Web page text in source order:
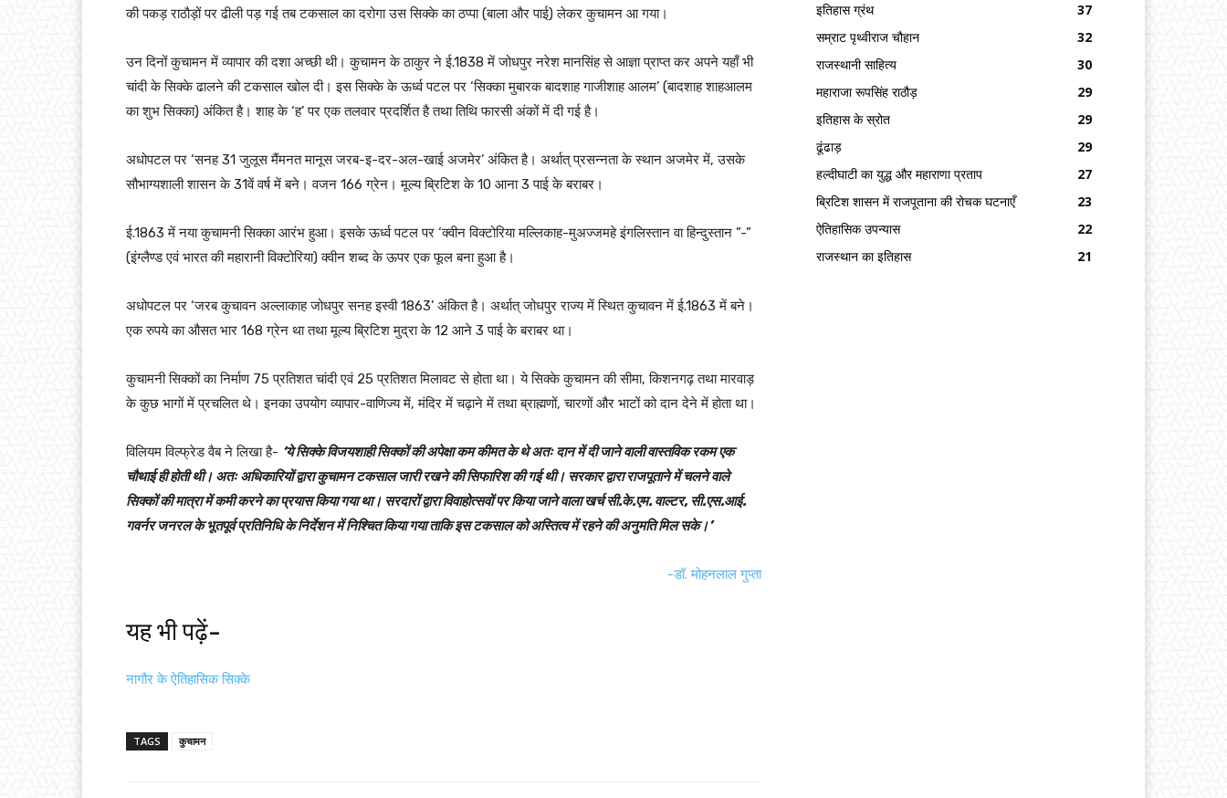
की पकड़ राठौड़ों पर ढीली पड़ गई तब टकसाल का दरोगा उस सिक्के का ठप्पा (बाला और पाई) लेकर कुचामन आ गया।
उन दिनों कुचामन में व्यापार की दशा अच्छी थी। कुचामन के ठाकुर ने ई.1838 में जोधपुर नरेश मानसिंह से आज्ञा प्राप्त कर अपने यहाँ भी
चांदी के सिक्के ढालने की टकसाल खोल दी। इस सिक्के के ऊर्ध्व पटल पर ‘सिक्का मुबारक बादशाह गाजीशाह आलम’ (बादशाह शाहआलम
का शुभ सिक्का) अंकित है। शाह के ‘ह’ पर एक तलवार प्रदर्शित है तथा तिथि फारसी अंकों में दी गई है।
अधोपटल पर ‘सनह 31 जुलूस मैंमनत मानूस जरब-इ-दर-अल-खाई अजमेर’ अंकित है। अर्थात् प्रसन्नता के स्थान अजमेर में, उसके
सौभाग्यशाली शासन के 31वें वर्ष में बने। वजन 166 ग्रेन। मूल्य ब्रिटिश के 10 आना 3 पाई के बराबर।
ई.1863 में नया कुचामनी सिक्का आरंभ हुआ। इसके ऊर्ध्व पटल पर ‘क्वीन विक्टोरिया मल्लिकाह-मुअज्जमहे इंगलिस्तान वा हिन्दुस्तान ”-”
(इंग्लैण्ड एवं भारत की महारानी विक्टोरिया) क्वीन शब्द के ऊपर एक फूल बना हुआ है।
अधोपटल पर ‘जरब कुचावन अल्लाकाह जोधपुर सनह इस्वी 1863’ अंकित है। अर्थात् जोधपुर राज्य में स्थित कुचावन में ई.1863 में बने।
एक रुपये का औसत भार 168 ग्रेन था तथा मूल्य ब्रिटिश मुद्रा के 12 आने 3 पाई के बराबर था।
कुचामनी सिक्कों का निर्माण 75 प्रतिशत चांदी एवं 25 प्रतिशत मिलावट से होता था। ये सिक्के कुचामन की सीमा, किशनगढ़ तथा मारवाड़
के कुछ भागों में प्रचलित थे। इनका उपयोग व्यापार-वाणिज्य में, मंदिर में चढ़ाने में तथा ब्राह्मणों, चारणों और भाटों को दान देने में होता था।
विलियम विल्फ्रेड वैब ने लिखा है- ‘ये सिक्के विजयशाही सिक्कों की अपेक्षा कम कीमत के थे अतः दान में दी जाने वाली वास्तविक रकम एक
चौथाई ही होती थी। अतः अधिकारियों द्वारा कुचामन टकसाल जारी रखने की सिफारिश की गई थी। सरकार द्वारा राजपूताने में चलने वाले
सिक्कों की मात्रा में कमी करने का प्रयास किया गया था। सरदारों द्वारा विवाहोत्सवों पर किया जाने वाला खर्च सी.के.एम. वाल्टर, सी.एस.आई.
गवर्नर जनरल के भूतपूर्व प्रतिनिधि के निर्देशन में निश्चित किया गया ताकि इस टकसाल को अस्तित्व में रहने की अनुमति मिल सके।’
-डॉ. मोहनलाल गुप्ता
यह भी पढ़ें-
नागौर के ऐतिहासिक सिक्के
TAGS कुचामन
इतिहास ग्रंथ
37
सम्राट पृथ्वीराज चौहान
32
राजस्थानी साहित्य
30
महाराजा रूपसिंह राठौड़
29
इतिहास के स्रोत
29
ढूंढाड़
29
हल्दीघाटी का युद्ध और महाराणा प्रताप
27
ब्रिटिश शासन में राजपूताना की रोचक घटनाएँ
23
ऐतिहासिक उपन्यास
22
राजस्थान का इतिहास
21